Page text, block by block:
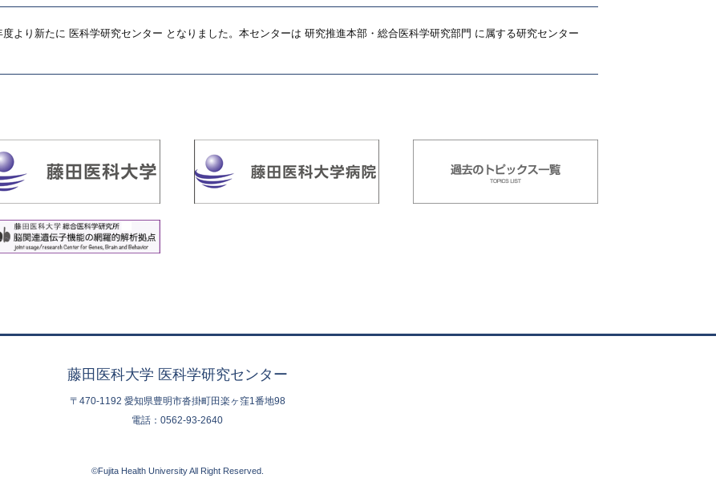
より新たに 医科学研究センター となりました。本センターは 研究推進本部・総合医科学研究部門 に属する研究センター
藤田医科大学 医科学研究センター
〒470-1192 愛知県豊明市沓掛町田楽ヶ窪1番地98
電話：0562-93-2640
©Fujita Health University All Right Reserved.